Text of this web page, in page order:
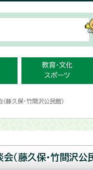
教育・文化
スポーツ
藤久保・竹間沢公民館）
（藤久保・竹間沢公